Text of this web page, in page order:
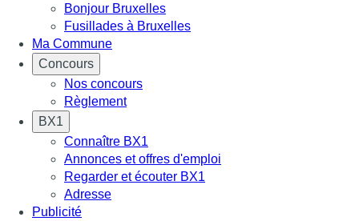
Bonjour Bruxelles
Fusillades à Bruxelles
Ma Commune
Concours
Nos concours
Règlement
BX1
Connaître BX1
Annonces et offres d'emploi
Regarder et écouter BX1
Adresse
Publicité